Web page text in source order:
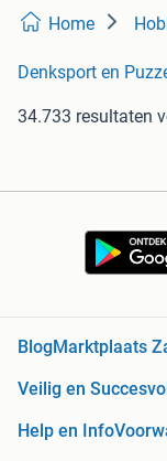
Home
Denksport en
34.733 resultaten
Blog Marktplaats
Veilig en Succesvol
Help en Info